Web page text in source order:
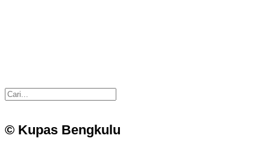
© Kupas Bengkulu